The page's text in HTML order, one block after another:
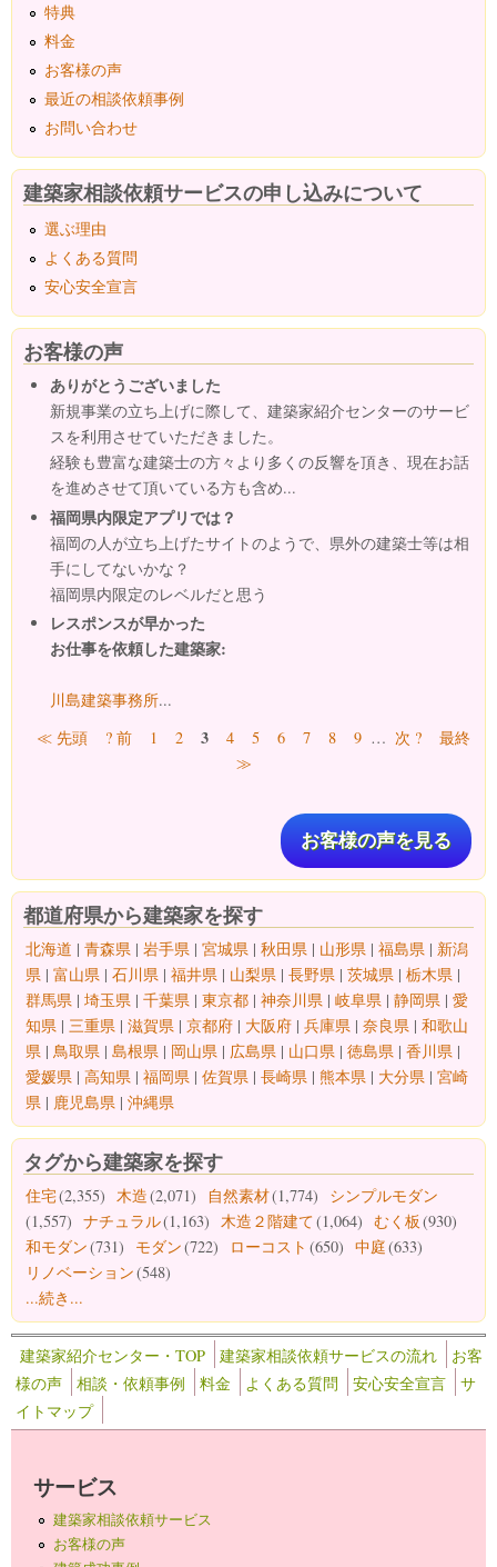
特典
料金
お客様の声
最近の相談依頼事例
お問い合わせ
建築家相談依頼サービスの申し込みについて
選ぶ理由
よくある質問
安心安全宣言
お客様の声
ありがとうございました
新規事業の立ち上げに際して、建築家紹介センターのサービ
スを利用させていただきました。
経験も豊富な建築士の方々より多くの反響を頂き、現在お話
を進めさせて頂いている方も含め...
福岡県内限定アプリでは？
福岡の人が立ち上げたサイトのようで、県外の建築士等は相
手にしてないかな？
福岡県内限定のレベルだと思う
レスポンスが早かった
お仕事を依頼した建築家:
川島建築事務所...
ページ
≪ 先頭 ? 前 1 2 3 4 5 6 7 8 9 … 次 ?
最終
≫
お客様の声を見る
都道府県から建築家を探す
北海道 | 青森県 | 岩手県 | 宮城県 | 秋田県 | 山形県 | 福島県 | 新潟
県 | 富山県 | 石川県 | 福井県 | 山梨県 | 長野県 | 茨城県 | 栃木県 |
群馬県 | 埼玉県 | 千葉県 | 東京都 | 神奈川県 | 岐阜県 | 静岡県 | 愛
知県 | 三重県 | 滋賀県 | 京都府 | 大阪府 | 兵庫県 | 奈良県 | 和歌山
県 | 鳥取県 | 島根県 | 岡山県 | 広島県 | 山口県 | 徳島県 | 香川県 |
愛媛県 | 高知県 | 福岡県 | 佐賀県 | 長崎県 | 熊本県 | 大分県 | 宮崎
県 | 鹿児島県 | 沖縄県
タグから建築家を探す
住宅(2,355) 木造(2,071) 自然素材(1,774)
シンプルモダン
(1,557) ナチュラル(1,163) 木造２階建て(1,064) むく板 (930)
和モダン(731) モダン(722) ローコスト (650) 中庭(633)
リノベーション(548)
...続き...
建築家紹介センター・TOP 建築家相談依頼サービスの流れ
お客
様の声
相談・依頼事例 料金 よくある質問 安心安全宣言
サ
イトマップ
サービス
建築家相談依頼サービス
お客様の声